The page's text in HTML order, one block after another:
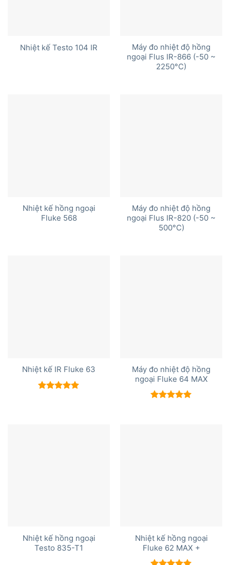
Nhiệt kế Testo 104 IR
Máy đo nhiệt độ hồng
ngoại Flus IR-866 (-50 ~
2250°C)
Nhiệt kế hồng ngoại
Fluke 568
Máy đo nhiệt độ hồng
ngoại Flus IR-820 (-50 ~
500°C)
Nhiệt kế IR Fluke 63
Máy đo nhiệt độ hồng
ngoại Fluke 64 MAX
Nhiệt kế hồng ngoại
Testo 835-T1
Nhiệt kế hồng ngoại
Fluke 62 MAX +